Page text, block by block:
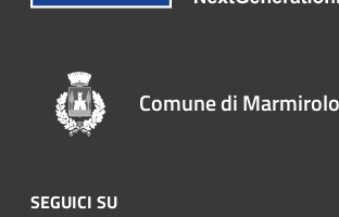
Comune di Marmirolo
SEGUICI SU